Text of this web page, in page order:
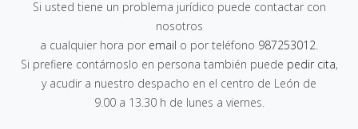
Si usted tiene un problema jurídico puede contactar con
nosotros
a cualquier hora por email o por teléfono 987253012.
Si prefiere contárnoslo en persona también puede pedir cita,
y acudir a nuestro despacho en el centro de León de
9.00 a 13.30 h de lunes a viernes.